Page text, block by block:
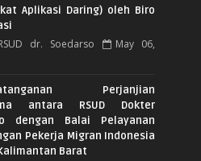
Aplikasi Daring) oleh Biro
dr. Soedarso
May 06,
Perjanjian
antara RSUD Dokter
dengan Balai Pelayanan
Pekerja Migran Indonesia
Barat